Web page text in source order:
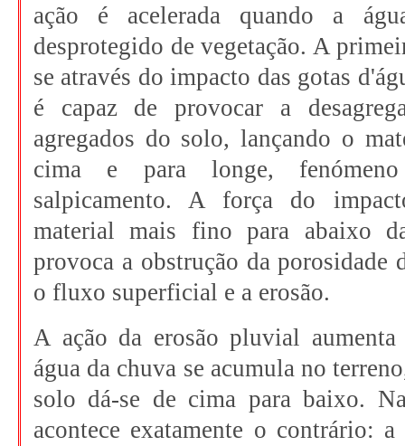
ação é acelerada quando a
desprotegido de vegetação. A
se através do impacto das gotas
é capaz de provocar a
agregados do solo, lançando o
cima e para longe,
salpicamento. A força do
material mais fino para abaixo
provoca a obstrução da porosidade
o fluxo superficial e a erosão.
A ação da erosão pluvial
água da chuva se acumula no
solo dá-se de cima para baixo.
acontece exatamente o contrário: